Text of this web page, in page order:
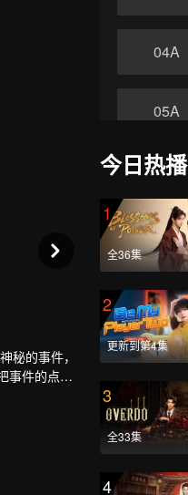
04A
05A
06A
07A
08A
09A
10A
秘的事件，
事件的点点
互相帮助
今日热播
1
全36集
2
更新到第4集
3
全33集
4